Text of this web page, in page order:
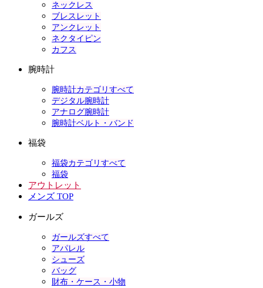
ネックレス
ブレスレット
アンクレット
ネクタイピン
カフス
腕時計
腕時計カテゴリすべて
デジタル腕時計
アナログ腕時計
腕時計ベルト・バンド
福袋
福袋カテゴリすべて
福袋
アウトレット
メンズ TOP
ガールズ
ガールズすべて
アパレル
シューズ
バッグ
財布・ケース・小物